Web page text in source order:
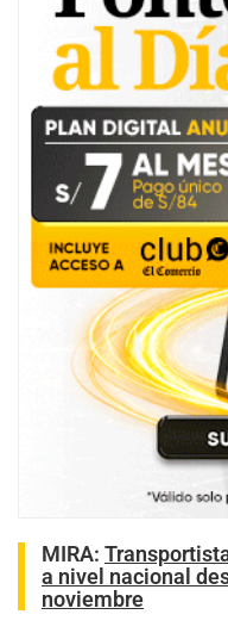
MIRA:
a nivel nacional
noviembre